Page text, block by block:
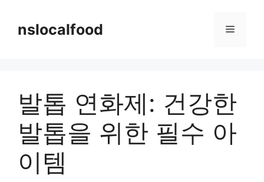
contentnslocalfood Menu
발톱 연화제: 건강한
발톱을 위한 필수 아
이템